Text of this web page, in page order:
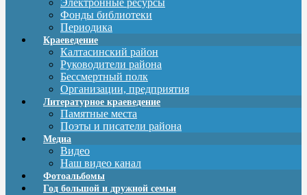
Электронные ресурсы
Фонды библиотеки
Периодика
Краеведение
Калтасинский район
Руководители района
Бессмертный полк
Организации, предприятия
Литературное краеведение
Памятные места
Поэты и писатели района
Медиа
Видео
Наш видео канал
Фотоальбомы
Год большой и дружной семьи